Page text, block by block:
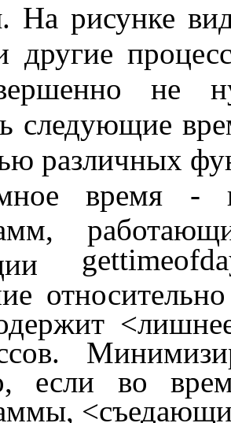
На рисунке
другие
не
следующие
различных
время -
если во